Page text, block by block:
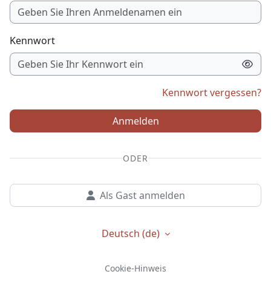
Kennwort
Kennwort vergessen?
Anmelden
ODER
Als Gast anmelden
Deutsch ‎(de)‎
Cookie-Hinweis